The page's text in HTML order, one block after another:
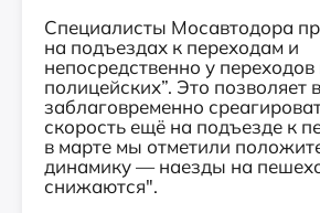
Специалисты Мосавтодора
на подъездах к переходам и
непосредственно у
полицейских”. Это позволяет
заблаговременно
скорость ещё на подъезде к
в марте мы отметили
динамику — наезды на
снижаются".